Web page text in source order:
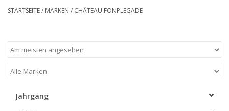
Angebote
STARTSEITE/ MARKEN / CHÂTEAU FONPLEGADE
Jahrgang